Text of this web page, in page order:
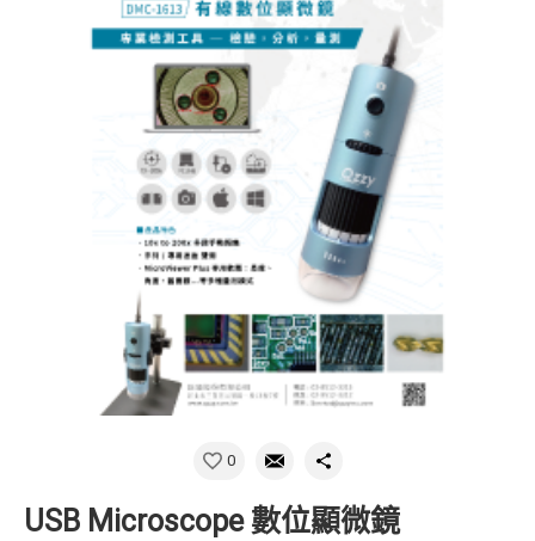
0
USB Microscope 數位顯微鏡